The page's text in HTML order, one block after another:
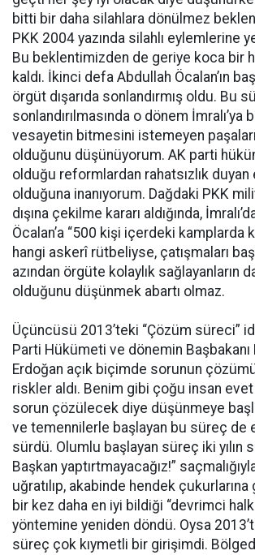
bitti bir daha silahlara dönülmez
PKK 2004 yazında silahlı eylemlerine
Bu beklentimizden de geriye koca bir
kaldı. İkinci defa Abdullah Öcalan’ın
örgüt dışarıda sonlandırmış oldu. Bu
sonlandırılmasında o dönem İmralı’ya
vesayetin bitmesini istemeyen
olduğunu düşünüyorum. AK parti
olduğu reformlardan rahatsızlık duyan
olduğuna inanıyorum. Dağdaki PKK
dışına çekilme kararı aldığında,
Öcalan’a “500 kişi içerdeki kamplarda
hangi askerî rütbeliyse, çatışmaları
azından örgüte kolaylık sağlayanların
olduğunu düşünmek abartı olmaz.
Üçüncüsü 2013’teki “Çözüm süreci”
Parti Hükümeti ve dönemin Başbakanı
Erdoğan açık biçimde sorunun
riskler aldı. Benim gibi çoğu insan
sorun çözülecek diye düşünmeye
ve temennilerle başlayan bu süreç de
sürdü. Olumlu başlayan süreç iki yılın
Başkan yaptırtmayacağız!”
uğratılıp, akabinde hendek
bir kez daha en iyi bildiği “devrimci
yöntemine yeniden döndü. Oysa
süreç çok kıymetli bir girişimdi.